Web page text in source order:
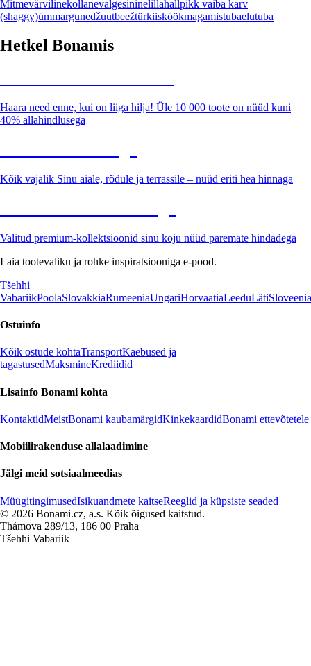
Mitmevärvilinekollanevalgesininelillahallpikk vaiba karv
(shaggy)ümmargunedžuutbeežtürkiisköökmagamistubaelutuba
Hetkel Bonamis
Haara need enne, kui on liiga hilja! Üle 10 000 toote on nüüd kuni
40% allahindlusega
Kõik vajalik Sinu aiale, rõdule ja terrassile – nüüd eriti hea hinnaga
Valitud premium-kollektsioonid sinu koju nüüd paremate hindadega
Laia tootevaliku ja rohke inspiratsiooniga e-pood.
Tšehhi
VabariikPoolaSlovakkiaRumeeniaUngariHorvaatiaLeeduLätiSloveenia
Ostuinfo
Kõik ostude kohtaTransportKaebused ja
tagastusedMaksmineKrediidid
Lisainfo Bonami kohta
KontaktidMeistBonami kaubamärgidKinkekaardidBonami ettevõtetele
Mobiilirakenduse allalaadimine
Jälgi meid sotsiaalmeedias
MüügitingimusedIsikuandmete kaitseReeglid ja küpsiste seaded
© 2026 Bonami.cz, a.s. Kõik õigused kaitstud.
Thámova 289/13, 186 00 Praha
Tšehhi Vabariik